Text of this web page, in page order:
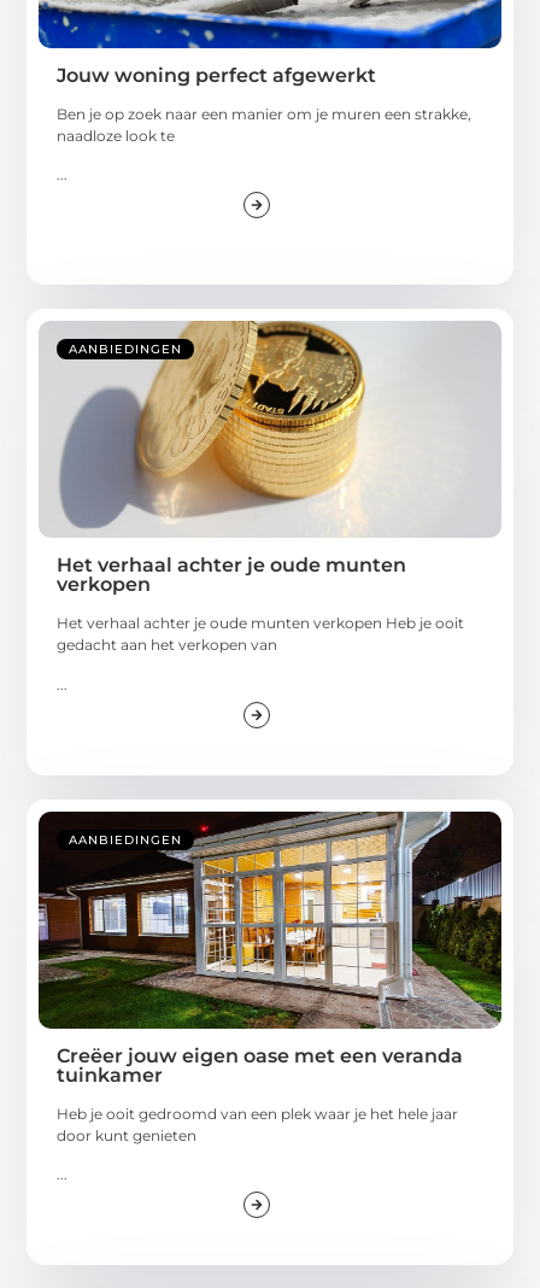
Jouw woning perfect afgewerkt
Ben je op zoek naar een manier om je muren een strakke,
naadloze look te
...
AANBIEDINGEN
Het verhaal achter je oude munten
verkopen
Het verhaal achter je oude munten verkopen Heb je ooit
gedacht aan het verkopen van
AANBIEDINGEN
Creëer jouw eigen oase met een veranda
tuinkamer
Heb je ooit gedroomd van een plek waar je het hele jaar
door kunt genieten
...